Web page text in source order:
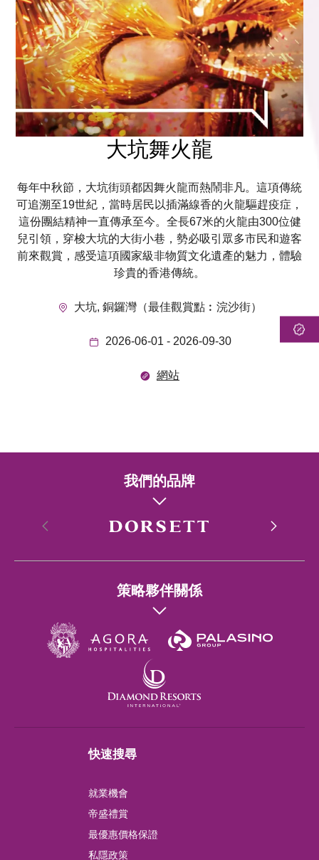
大坑舞火龍
每年中秋節，大坑街頭都因舞火龍而熱鬧非凡。這項傳統
可追溯至19世紀，當時居民以插滿線香的火龍驅趕疫症，
這份團結精神一直傳承至今。全長67米的火龍由300位健
兒引領，穿梭大坑的大街小巷，勢必吸引眾多市民和遊客
前來觀賞，感受這項國家級非物質文化遺產的魅力，體驗
珍貴的香港傳統。
大坑, 銅鑼灣（最佳觀賞點︰浣沙街）
2026-06-01 - 2026-09-30
網站
我們的品牌
Singapore
Wuhan
London
Shanghai
策略夥伴關係
快速搜尋
就業機會
帝盛禮賞
最優惠價格保證
私隱政策